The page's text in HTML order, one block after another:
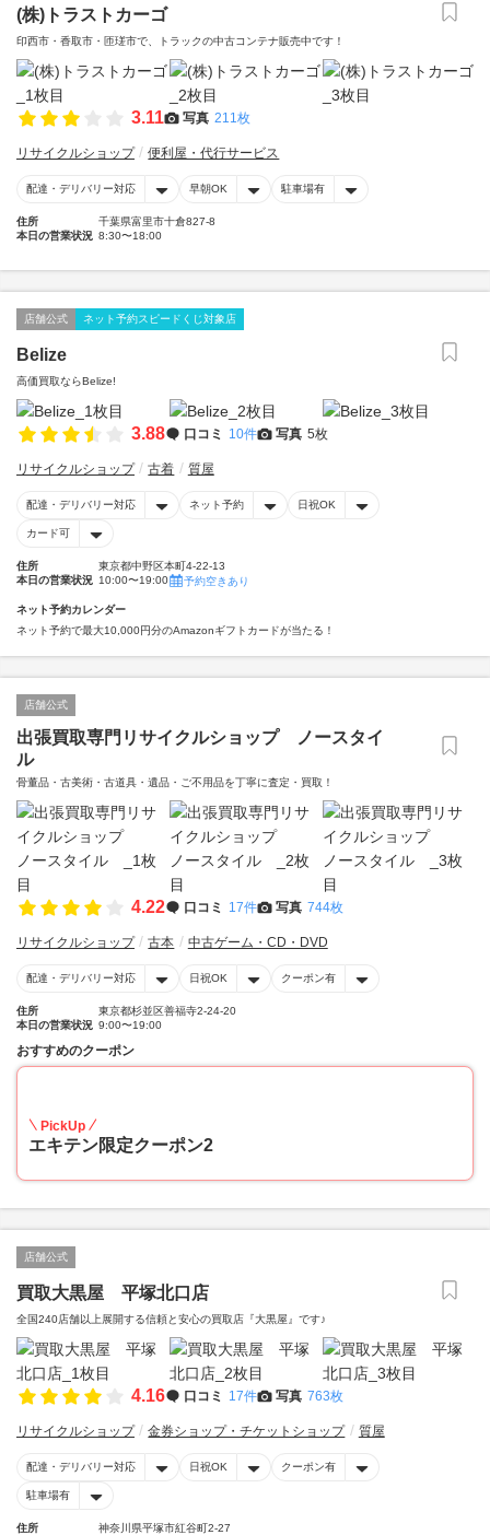
(株)トラストカーゴ
印西市・香取市・匝瑳市で、トラックの中古コンテナ販売中です！
3.11 写真 211枚
リサイクルショップ 便利屋・代行サービス
配達・デリバリー対応 早朝OK 駐車場有
住所
千葉県富里市十倉827-8
本日の営業状況 8:30〜18:00
店舗公式 ネット予約スピードくじ対象店
Belize
高価買取ならBelize!
3.88 口コミ 10件 写真 5枚
リサイクルショップ 古着 質屋
配達・デリバリー対応 ネット予約 日祝OK
カード可
住所
東京都中野区本町4-22-13
本日の営業状況 10:00〜19:00 予約空きあり
ネット予約カレンダー
ネット予約で最大10,000円分のAmazonギフトカードが当たる！
店舗公式
出張買取専門リサイクルショップ ノースタイ
ル
骨董品・古美術・古道具・遺品・ご不用品を丁寧に査定・買取！
4.22 口コミ 17件 写真 744枚
リサイクルショップ 古本 中古ゲーム・CD・DVD
配達・デリバリー対応 日祝OK クーポン有
住所
東京都杉並区善福寺2-24-20
本日の営業状況 9:00〜19:00
おすすめのクーポン
PickUp
エキテン限定クーポン2
店舗公式
買取大黒屋 平塚北口店
全国240店舗以上展開する信頼と安心の買取店『大黒屋』です♪
4.16 口コミ 17件 写真 763枚
リサイクルショップ 金券ショップ・チケットショップ 質屋
配達・デリバリー対応 日祝OK クーポン有
駐車場有
住所
神奈川県平塚市紅谷町2-27